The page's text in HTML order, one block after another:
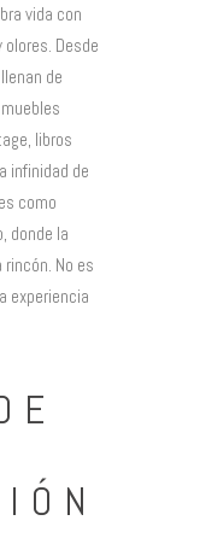
vida con
Desde
de
libros
infinidad de
como
donde la
No es
experiencia